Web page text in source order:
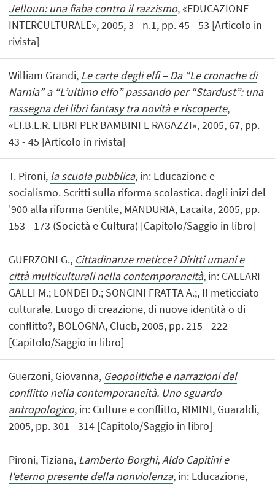
Jelloun: una fiaba contro il razzismo, «EDUCAZIONE
INTERCULTURALE», 2005, 3 - n.1, pp. 45 - 53 [Articolo in
rivista]
William Grandi, Le carte degli elfi – Da “Le cronache di
Narnia” a “L’ultimo elfo” passando per “Stardust”: una
rassegna dei libri fantasy tra novità e riscoperte,
«LI.B.E.R. LIBRI PER BAMBINI E RAGAZZI», 2005, 67, pp.
43 - 45 [Articolo in rivista]
T. Pironi, la scuola pubblica, in: Educazione e
socialismo. Scritti sulla riforma scolastica. dagli inizi del
'900 alla riforma Gentile, MANDURIA, Lacaita, 2005, pp.
153 - 173 (Società e Cultura) [Capitolo/Saggio in libro]
GUERZONI G., Cittadinanze meticce? Diritti umani e
città multiculturali nella contemporaneità, in: CALLARI
GALLI M.; LONDEI D.; SONCINI FRATTA A.;, Il meticciato
culturale. Luogo di creazione, di nuove identità o di
conflitto?, BOLOGNA, Clueb, 2005, pp. 215 - 222
[Capitolo/Saggio in libro]
Guerzoni, Giovanna, Geopolitiche e narrazioni del
conflitto nella contemporaneità. Uno sguardo
antropologico, in: Culture e conflitto, RIMINI, Guaraldi,
2005, pp. 301 - 314 [Capitolo/Saggio in libro]
Pironi, Tiziana, Lamberto Borghi, Aldo Capitini e
l'eterno presente della nonviolenza, in: Educazione,